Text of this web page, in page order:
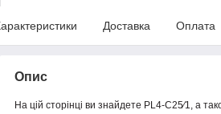
Доставка Оплата
Опис
На цій сторінці ви знайдете PL4-C25⁄1, а